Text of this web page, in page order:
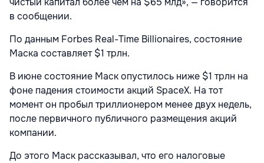
в сообщении.
По данным Forbes Real-Time Billionaires, состояние
Маска составляет $1 трлн.
В июне состояние Маск опустилось ниже $1 трлн на
фоне падения стоимости акций SpaceX. На тот
момент он пробыл триллионером менее двух недель,
после первичного публичного размещения акций
компании.
До этого Маск рассказывал, что его налоговые